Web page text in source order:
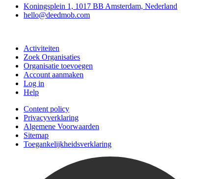
Koningsplein 1, 1017 BB Amsterdam, Nederland
hello@deedmob.com
Activiteiten
Zoek Organisaties
Organisatie toevoegen
Account aanmaken
Log in
Help
Content policy
Privacyverklaring
Algemene Voorwaarden
Sitemap
Toegankelijkheidsverklaring